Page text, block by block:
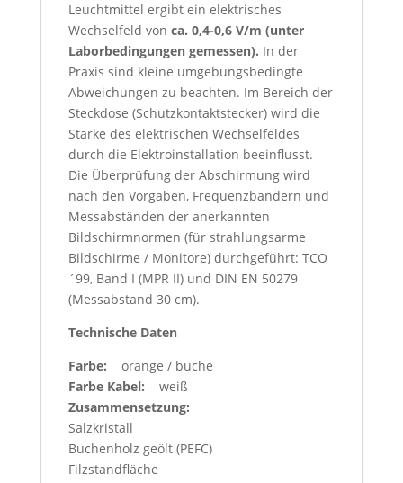
Leuchtmittel ergibt ein elektrisches
Wechselfeld von ca. 0,4-0,6 V/m (unter
Laborbedingungen gemessen). In der
Praxis sind kleine umgebungsbedingte
Abweichungen zu beachten. Im Bereich der
Steckdose (Schutzkontaktstecker) wird die
Stärke des elektrischen Wechselfeldes
durch die Elektroinstallation beeinflusst.
Die Überprüfung der Abschirmung wird
nach den Vorgaben, Frequenzbändern und
Messabständen der anerkannten
Bildschirmnormen (für strahlungsarme
Bildschirme / Monitore) durchgeführt: TCO
´99, Band I (MPR II) und DIN EN 50279
(Messabstand 30 cm).
Technische Daten
Farbe:
orange / buche
Farbe Kabel:
weiß
Zusammensetzung:
Salzkristall
Buchenholz geölt (PEFC)
Filzstandfläche